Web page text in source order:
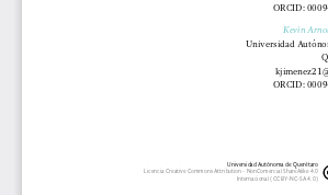
Universidad Autónoma de Querétaro
Licencia Creative Commons Attribution - NonComercial ShareAlike 4.0
Internacional (CC BY-NC-SA 4.0)
ORCID:
Kevin
Universidad
ORCID: